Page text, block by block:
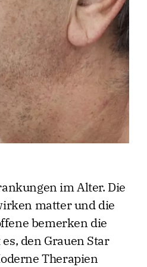
im Alter. Die
matter und die
bemerken die
den Grauen Star
Therapien